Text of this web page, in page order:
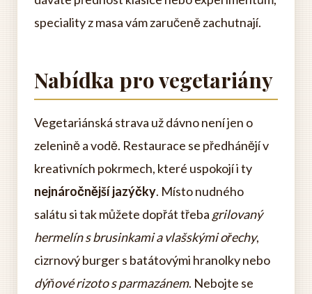
speciality z masa vám zaručeně zachutnají.
Nabídka pro vegetariány
Vegetariánská strava už dávno není jen o
zelenině a vodě. Restaurace se předhánějí v
kreativních pokrmech, které uspokojí i ty
nejnáročnější jazýčky. Místo nudného
salátu si tak můžete dopřát třeba grilovaný
hermelín s brusinkami a vlašskými ořechy,
cizrnový burger s batátovými hranolky nebo
dýňové rizoto s parmazánem. Nebojte se